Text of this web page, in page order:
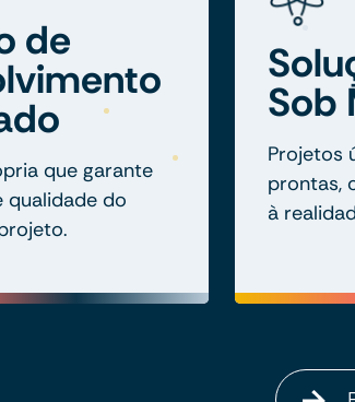
de
que garante
qualidade do
Sob
Projetos
prontas,
à